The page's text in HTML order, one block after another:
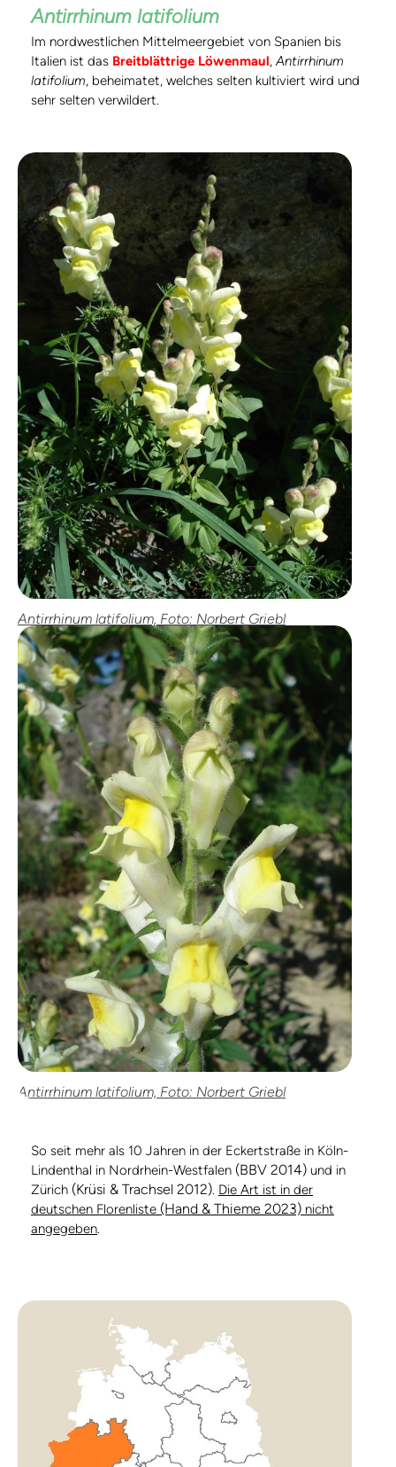
Antirrhinum latifolium
Im nordwestlichen Mittelmeergebiet von Spanien bis
Italien ist das Breitblättrige Löwenmaul,Antirrhinum
latifolium, beheimatet, welches selten kultiviert wird und
sehr selten verwildert.
Antirrhinum latifolium, Foto: Norbert Griebl
Antirrhinum latifolium, Foto: Norbert Griebl
So seit mehr als 10 Jahren in der Eckertstraße in Köln-
Lindenthal in Nordrhein-Westfalen (BBV 2014) und in
Zürich (Krüsi & Trachsel 2012). Die Art ist in der
deutschen Florenliste (Hand & Thieme 2023) nicht
angegeben.